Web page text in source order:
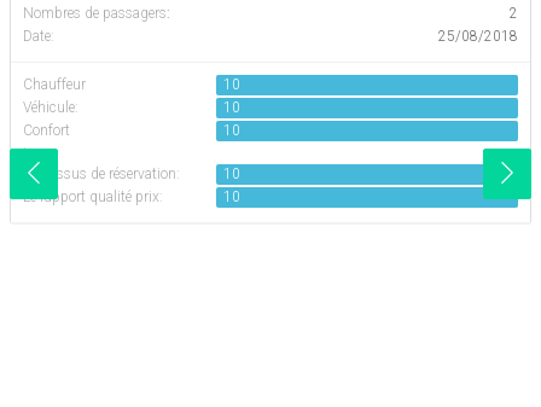
Nombres de passagers:
2
Date:
25/08/2018
Chauffeur
10
Véhicule:
10
Confort
:
10
Processus de réservation:
10
Le rapport qualité prix:
10